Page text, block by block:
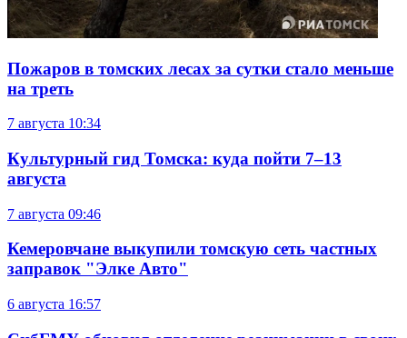
Пожаров в томских лесах за сутки стало меньше
на треть
7 августа 10:34
Культурный гид Томска: куда пойти 7–13
августа
7 августа 09:46
Кемеровчане выкупили томскую сеть частных
заправок "Элке Авто"
6 августа 16:57